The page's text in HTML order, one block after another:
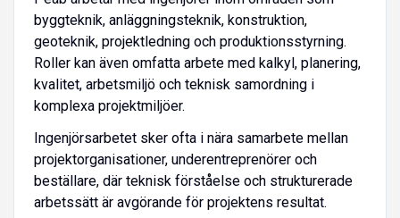
byggteknik, anläggningsteknik, konstruktion,
geoteknik, projektledning och produktionsstyrning.
Roller kan även omfatta arbete med kalkyl, planering,
kvalitet, arbetsmiljö och teknisk samordning i
komplexa projektmiljöer.
Ingenjörsarbetet sker ofta i nära samarbete mellan
projektorganisationer, underentreprenörer och
beställare, där teknisk förståelse och strukturerade
arbetssätt är avgörande för projektens resultat.